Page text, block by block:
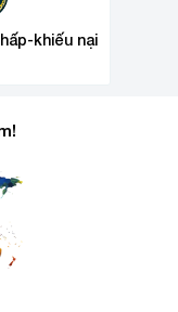
khiếu nại